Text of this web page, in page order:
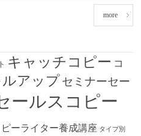
more
キャッチコピー コ
アップセミナーセー
ールスコピー
ーライター養成講座 タイプ別